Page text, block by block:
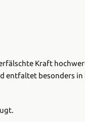
Kraft
besonders